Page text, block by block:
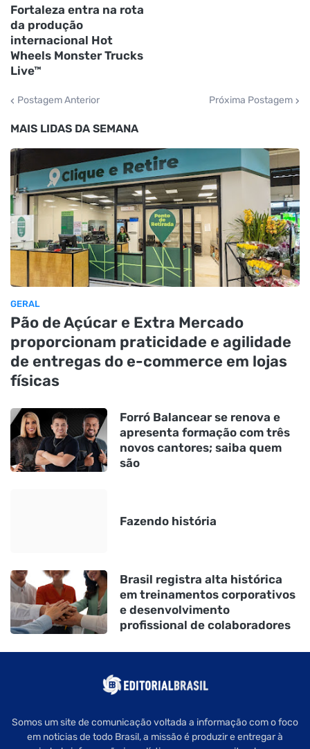
Fortaleza entra na rota
da produção
internacional Hot
Wheels Monster Trucks
Live™
Postagem Anterior Próxima Postagem
MAIS LIDAS DA SEMANA
GERAL
Pão de Açúcar e Extra Mercado
proporcionam praticidade e agilidade
de entregas do e-commerce em lojas
físicas
Forró Balancear se renova e
apresenta formação com três
novos cantores; saiba quem
são
Fazendo história
Brasil registra alta histórica
em treinamentos corporativos
e desenvolvimento
profissional de colaboradores
Somos um site de comunicação voltada a informação com o foco
em noticias de todo Brasil, a missão é produzir e entregar à